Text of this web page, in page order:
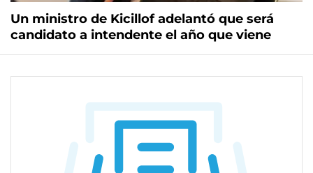
Un ministro de Kicillof adelantó que será
candidato a intendente el año que viene